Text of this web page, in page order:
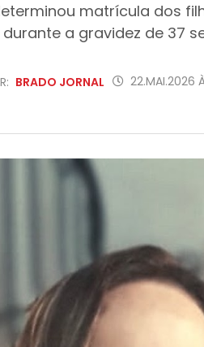
matrícula dos
a gravidez de 37
BRADO JORNAL 22.MAI.2026